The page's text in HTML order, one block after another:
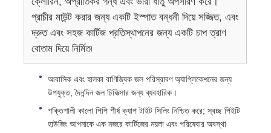
FRP প্রেসার ভেসেল
পানি নরম করার জন্য স্লিন ট্যাংক
আয়ন এক্সচেঞ্জ রজন
প্রাচীর মাউন্ট করার জন্য একটি ইস্পাত বন্ধনী দিয়ে সজ্জিত, এবং
দ্রুত এবং সহজ কার্টিজ প্রতিস্থাপনের জন্য একটি চাপ ত্রাণ
বোতাম দিয়ে নির্মিত৷
আবাসিক এবং হালকা বাণিজ্যিক জল পরিস্রাবণ অ্যাপ্লিকেশনের জন্য
উপযুক্ত, দৈনন্দিন জল চিকিত্সার জন্য ব্যবহারিক।
শক্তিশালী কালো পিপি শীর্ষ ক্যাপ টাইট সিলিং নিশ্চিত করে; স্বচ্ছ পিইটি
হাউজিং আপনাকে এক নজরে কার্টিজের ময়লা এবং পরিষেবার অবস্থা